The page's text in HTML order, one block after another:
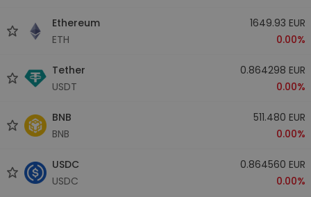
Ethereum
ETH
1649.93 EUR
0.00%
Tether
USDT
0.864298 EUR
0.00%
BNB
BNB
511.480 EUR
0.00%
USDC
USDC
0.864560 EUR
0.00%